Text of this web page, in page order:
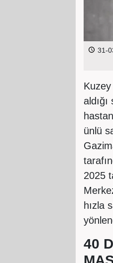
31-
ünlü
2025
hızla
40